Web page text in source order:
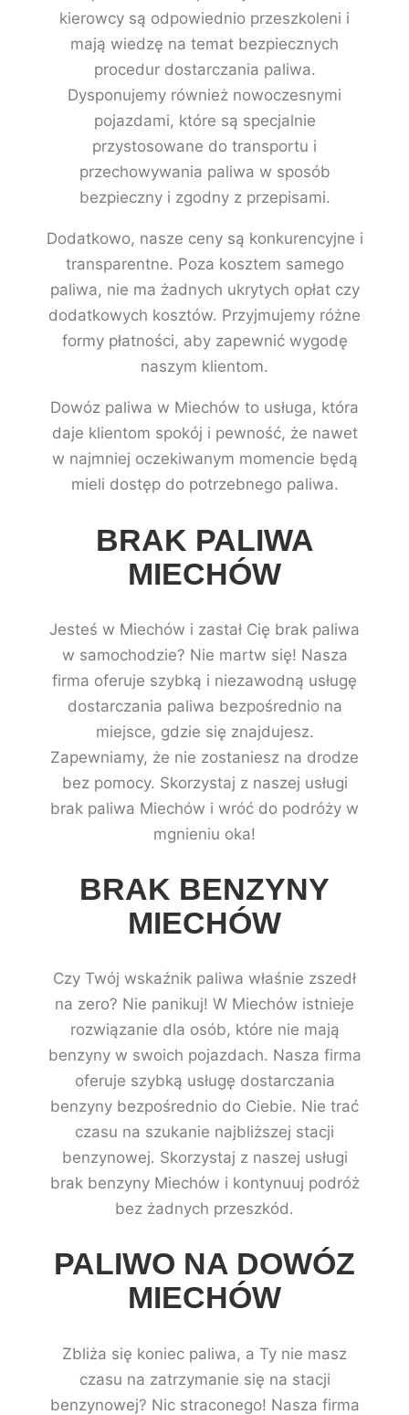
kierowcy są odpowiednio przeszkoleni i
mają wiedzę na temat bezpiecznych
procedur dostarczania paliwa.
Dysponujemy również nowoczesnymi
pojazdami, które są specjalnie
przystosowane do transportu i
przechowywania paliwa w sposób
bezpieczny i zgodny z przepisami.
Dodatkowo, nasze ceny są konkurencyjne i
transparentne. Poza kosztem samego
paliwa, nie ma żadnych ukrytych opłat czy
dodatkowych kosztów. Przyjmujemy różne
formy płatności, aby zapewnić wygodę
naszym klientom.
Dowóz paliwa w Miechów to usługa, która
daje klientom spokój i pewność, że nawet
w najmniej oczekiwanym momencie będą
mieli dostęp do potrzebnego paliwa.
BRAK PALIWA
MIECHÓW
Jesteś w Miechów i zastał Cię brak paliwa
w samochodzie? Nie martw się! Nasza
firma oferuje szybką i niezawodną usługę
dostarczania paliwa bezpośrednio na
miejsce, gdzie się znajdujesz.
Zapewniamy, że nie zostaniesz na drodze
bez pomocy. Skorzystaj z naszej usługi
brak paliwa Miechów i wróć do podróży w
mgnieniu oka!
BRAK BENZYNY
MIECHÓW
Czy Twój wskaźnik paliwa właśnie zszedł
na zero? Nie panikuj! W Miechów istnieje
rozwiązanie dla osób, które nie mają
benzyny w swoich pojazdach. Nasza firma
oferuje szybką usługę dostarczania
benzyny bezpośrednio do Ciebie. Nie trać
czasu na szukanie najbliższej stacji
benzynowej. Skorzystaj z naszej usługi
brak benzyny Miechów i kontynuuj podróż
bez żadnych przeszkód.
PALIWO NA DOWÓZ
MIECHÓW
Zbliża się koniec paliwa, a Ty nie masz
czasu na zatrzymanie się na stacji
benzynowej? Nic straconego! Nasza firma